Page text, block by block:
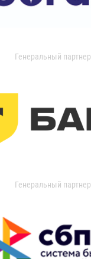
Генеральный партнер
Генеральный партнер